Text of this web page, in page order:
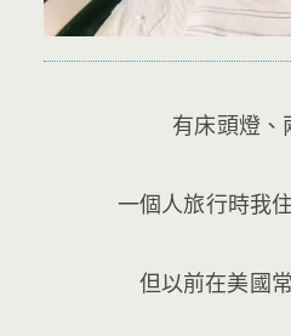
有床頭燈、
一個人旅行時我
但以前在美國